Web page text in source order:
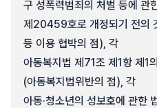
구 성폭력범죄의 처벌 등에
제20459호로 개정되기 전의
등 이용 협박의 점), 각
아동복지법 제71조 제1항 제1
(아동복지법위반의 점), 각
아동·청소년의 성보호에 관한